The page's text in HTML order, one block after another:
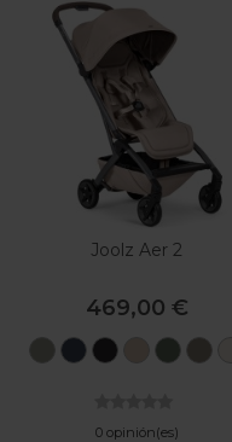
Joolz Aer 2
469,00 €
SageNavy SpaceSandyForest
0 opinión(es)